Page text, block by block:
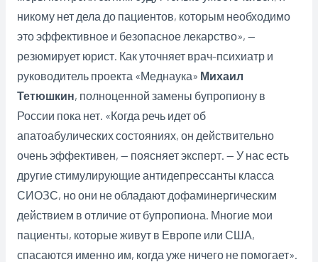
никому нет дела до пациентов, которым необходимо
это эффективное и безопасное лекарство», —
резюмирует юрист. Как уточняет врач-психиатр и
руководитель проекта «Меднаука» Михаил
Тетюшкин, полноценной замены бупропиону в
России пока нет. «Когда речь идет об
апатоабулических состояниях, он действительно
очень эффективен, — поясняет эксперт. — У нас есть
другие стимулирующие антидепрессанты класса
СИОЗС, но они не обладают дофаминергическим
действием в отличие от бупропиона. Многие мои
пациенты, которые живут в Европе или США,
спасаются именно им, когда уже ничего не помогает».